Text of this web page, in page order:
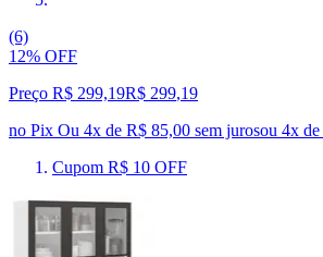
(6)
12% OFF
Preço R$ 299,19R$ 299,19
no Pix Ou 4x de R$ 85,00 sem jurosou 4x de
Cupom R$ 10 OFF